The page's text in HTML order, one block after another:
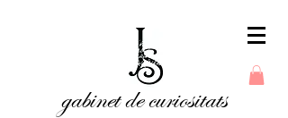
gabinet de curiositats